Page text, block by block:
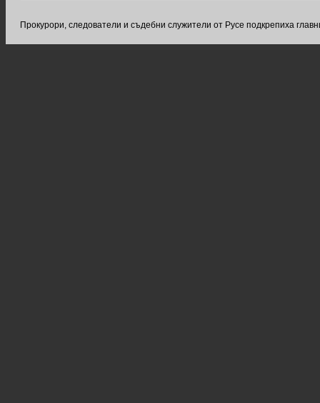
Прокурори, следователи и съдебни служители от Русе подкрепиха